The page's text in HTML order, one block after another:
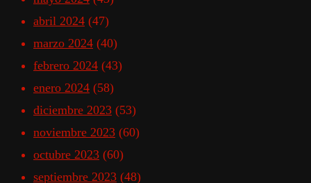
abril 2024 (47)
marzo 2024 (40)
febrero 2024 (43)
enero 2024 (58)
diciembre 2023 (53)
noviembre 2023 (60)
octubre 2023 (60)
septiembre 2023 (48)